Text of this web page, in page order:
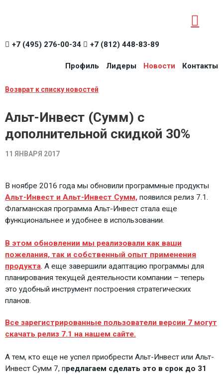
+7 (495) 276-00-34 +7 (812) 448-83-89
Профиль Лидеры Новости Контакты
Возврат к списку новостей
Альт-Инвест (Сумм) с
дополнительной скидкой 30%
11 ЯНВАРЯ 2017
В ноябре 2016 года мы обновили программные продукты
Альт-Инвест и Альт-Инвест Сумм, появился релиз 7.1.
Флагманская программа Альт-Инвест стала еще
функциональнее и удобнее в использовании.
В этом обновлении мы реализовали как ваши
пожелания, так и собственный опыт применения
продукта. А еще завершили адаптацию программы для
планирования текущей деятельности компании – теперь
это удобный инструмент построения стратегических
планов.
Все зарегистрированные пользователи версии 7 могут
скачать релиз 7.1 на нашем сайте.
А тем, кто еще не успел приобрести Альт-Инвест или Альт-
Инвест Сумм 7, предлагаем сделать это в срок до 31